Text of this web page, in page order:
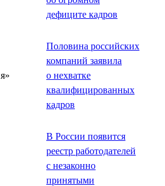
дефиците кадров
Половина российских
компаний заявила
о нехватке
квалифицированных
кадров
В России появится
реестр работодателей
с незаконно
принятыми